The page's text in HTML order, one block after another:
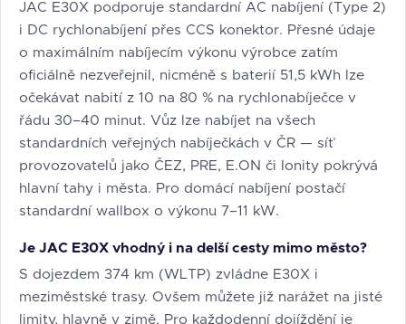
JAC E30X podporuje standardní AC nabíjení (Type 2)
i DC rychlonabíjení přes CCS konektor. Přesné údaje
o maximálním nabíjecím výkonu výrobce zatím
oficiálně nezveřejnil, nicméně s baterií 51,5 kWh lze
očekávat nabití z 10 na 80 % na rychlonabíječce v
řádu 30–40 minut. Vůz lze nabíjet na všech
standardních veřejných nabíječkách v ČR — síť
provozovatelů jako ČEZ, PRE, E.ON či Ionity pokrývá
hlavní tahy i města. Pro domácí nabíjení postačí
standardní wallbox o výkonu 7–11 kW.
Je JAC E30X vhodný i na delší cesty mimo město?
S dojezdem 374 km (WLTP) zvládne E30X i
meziměstské trasy. Ovšem můžete již narážet na jisté
limity, hlavně v zimě. Pro každodenní dojíždění je